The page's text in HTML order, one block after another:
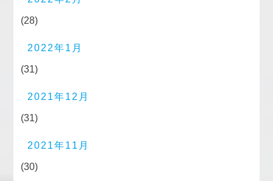
(28)
2022年1月
(31)
2021年12月
(31)
2021年11月
(30)